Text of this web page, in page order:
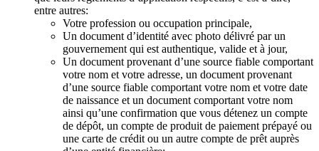
entre autres:
Votre profession ou occupation principale,
Un document d’identité avec photo délivré par un
gouvernement qui est authentique, valide et à jour,
Un document provenant d’une source fiable comportant
votre nom et votre adresse, un document provenant
d’une source fiable comportant votre nom et votre date
de naissance et un document comportant votre nom
ainsi qu’une confirmation que vous détenez un compte
de dépôt, un compte de produit de paiement prépayé ou
une carte de crédit ou un autre compte de prêt auprès